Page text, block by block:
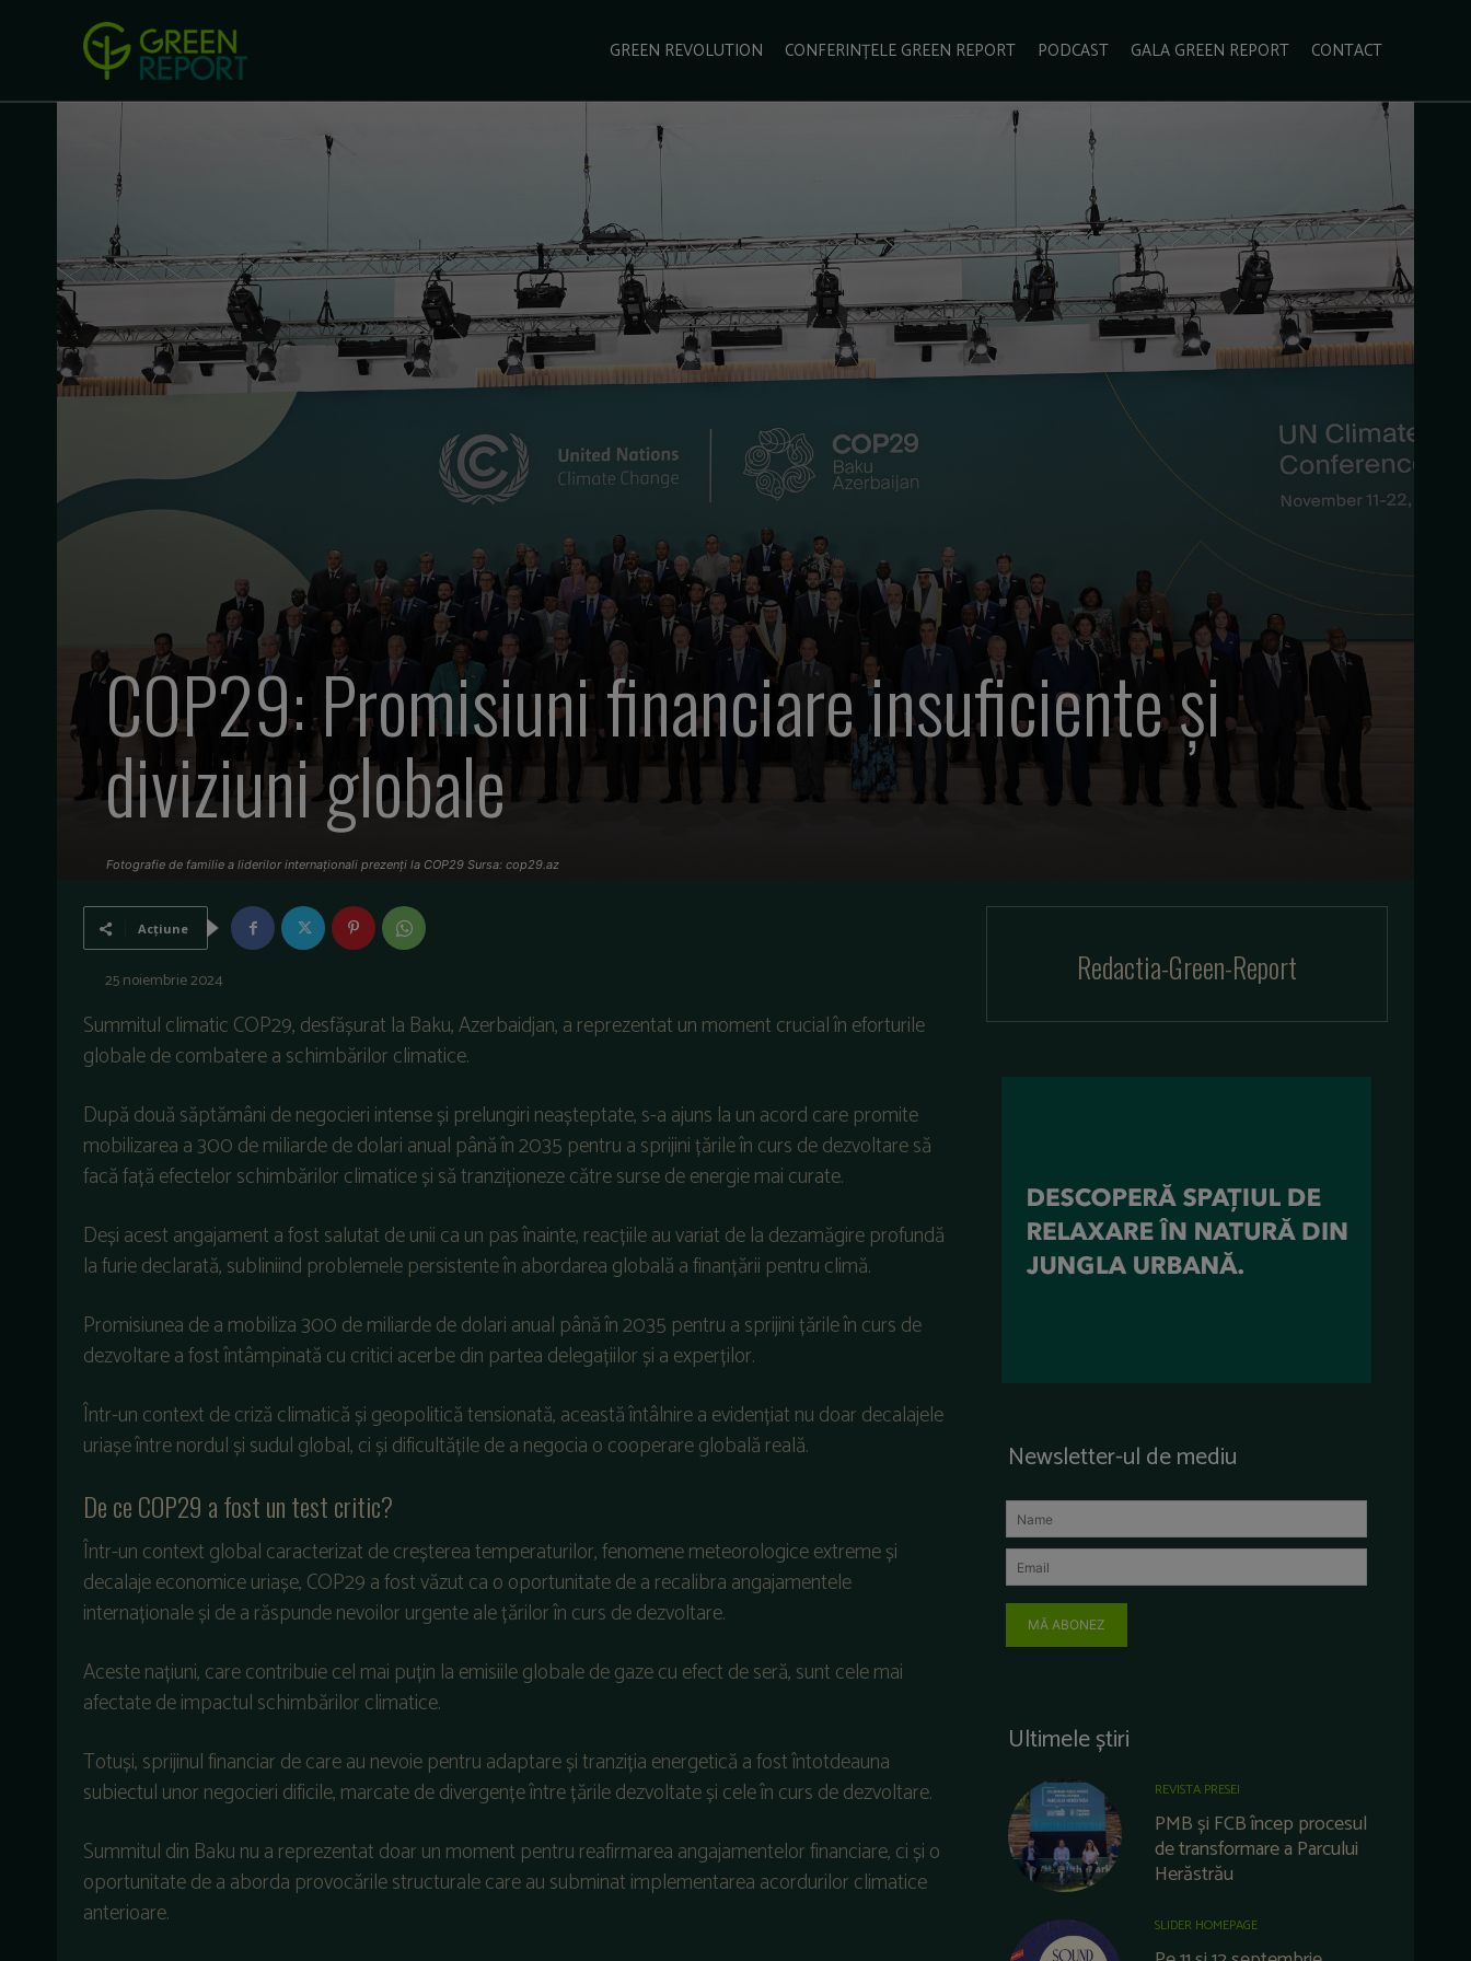
GREEN REVOLUTION CONFERINȚELE GREEN REPORT PODCAST GALA GREEN REPORT CONTACT
SCHIMBĂRI CLIMATICE
COP29: Promisiuni financiare insuficiente și
diviziuni globale
Fotografie de familie a liderilor internaționali prezenți la COP29 Sursa: cop29.az
Acțiune
25 noiembrie 2024
Summitul climatic COP29, desfășurat la Baku, Azerbaidjan, a reprezentat un moment crucial în eforturile
globale de combatere a schimbărilor climatice.
După două săptămâni de negocieri intense și prelungiri neașteptate, s-a ajuns la un acord care promite
mobilizarea a 300 de miliarde de dolari anual până în 2035 pentru a sprijini țările în curs de dezvoltare să
facă față efectelor schimbărilor climatice și să tranziționeze către surse de energie mai curate.
Deși acest angajament a fost salutat de unii ca un pas înainte, reacțiile au variat de la dezamăgire profundă
la furie declarată, subliniind problemele persistente în abordarea globală a finanțării pentru climă.
Promisiunea de a mobiliza 300 de miliarde de dolari anual până în 2035 pentru a sprijini țările în curs de
dezvoltare a fost întâmpinată cu critici acerbe din partea delegațiilor și a experților.
Într-un context de criză climatică și geopolitică tensionată, această întâlnire a evidențiat nu doar decalajele
uriașe între nordul și sudul global, ci și dificultățile de a negocia o cooperare globală reală.
De ce COP29 a fost un test critic?
Într-un context global caracterizat de creșterea temperaturilor, fenomene meteorologice extreme și
decalaje economice uriașe, COP29 a fost văzut ca o oportunitate de a recalibra angajamentele
internaționale și de a răspunde nevoilor urgente ale țărilor în curs de dezvoltare.
Aceste națiuni, care contribuie cel mai puțin la emisiile globale de gaze cu efect de seră, sunt cele mai
afectate de impactul schimbărilor climatice.
Totuși, sprijinul financiar de care au nevoie pentru adaptare și tranziția energetică a fost întotdeauna
subiectul unor negocieri dificile, marcate de divergențe între țările dezvoltate și cele în curs de dezvoltare.
Summitul din Baku nu a reprezentat doar un moment pentru reafirmarea angajamentelor financiare, ci și o
oportunitate de a aborda provocările structurale care au subminat implementarea acordurilor climatice
anterioare.
Redactia-Green-Report
Newsletter-ul de mediu
MĂ ABONEZ
Ultimele știri
REVISTA PRESEI
PMB și FCB încep procesul
de transformare a Parcului
Herăstrău
SLIDER HOMEPAGE